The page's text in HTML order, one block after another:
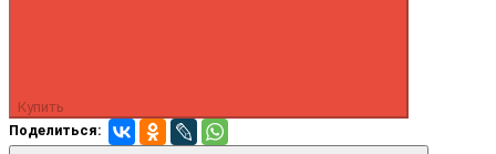
Купить
Поделиться: